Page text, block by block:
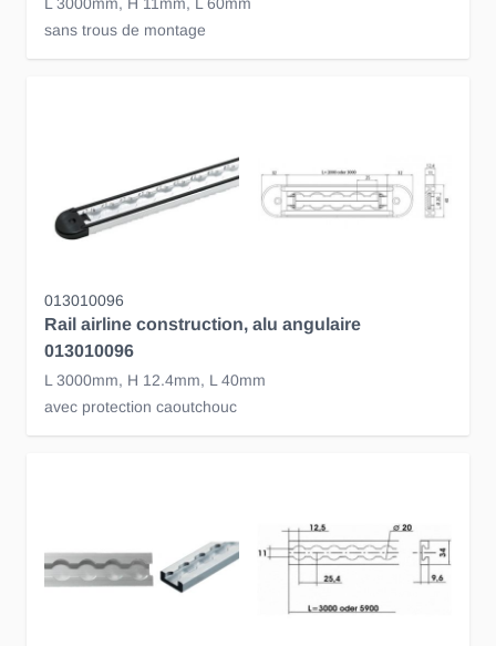
L 3000mm, H 11mm, L 60mm
sans trous de montage
013010096
Rail airline construction, alu angulaire
013010096
L 3000mm, H 12.4mm, L 40mm
avec protection caoutchouc